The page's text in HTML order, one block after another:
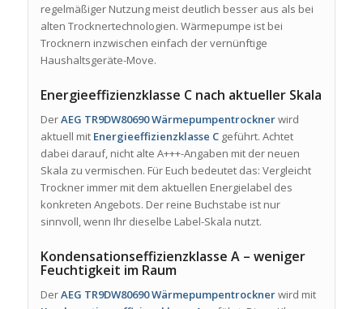
regelmäßiger Nutzung meist deutlich besser aus als bei
alten Trocknertechnologien. Wärmepumpe ist bei
Trocknern inzwischen einfach der vernünftige
Haushaltsgeräte-Move.
Energieeffizienzklasse C nach aktueller Skala
DerAEG TR9DW80690 Wärmepumpentrocknerwird
aktuell mit Energieeffizienzklasse Cgeführt. Achtet
dabei darauf, nicht alte A+++-Angaben mit der neuen
Skala zu vermischen. Für Euch bedeutet das: Vergleicht
Trockner immer mit dem aktuellen Energielabel des
konkreten Angebots. Der reine Buchstabe ist nur
sinnvoll, wenn Ihr dieselbe Label-Skala nutzt.
Kondensationseffizienzklasse A – weniger
Feuchtigkeit im Raum
DerAEG TR9DW80690 Wärmepumpentrocknerwird mit